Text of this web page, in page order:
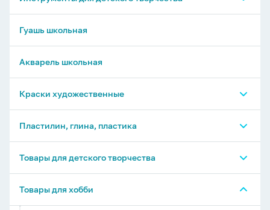
Синтетика
Щетина
Стаканы Непроливайки
Гуашь школьная
Акварель школьная
Краски художественные
Витражные краски, гель, трафареты, блёстки
Контуры по стеклу, керамике, ткани
Боди Арт
Пластилин, глина, пластика
Полимерная глина
Товары для детского творчества
Наборы для рисования
Товары для хобби